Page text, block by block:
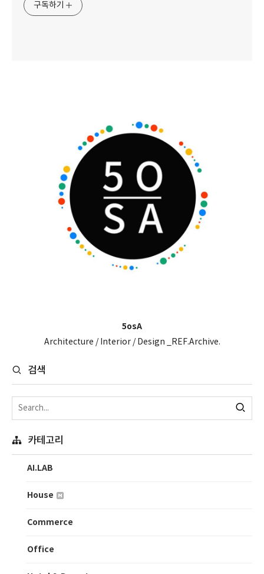
구독하기
5osA
Architecture / Interior / Design _REF.Archive.
검색
카테고리
AI.LAB
House
Commerce
Office